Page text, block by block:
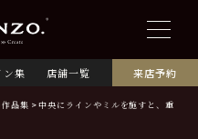
ン集 店舗一覧 来店予約
品集
中央にラインやミルを施すと、重